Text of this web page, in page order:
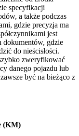
specyfikacji
a także podczas
gdzie precyzja ma
jest
dokumentów, gdzie
do nieścisłości.
zweryfikować
danego pojazdu lub
być na bieżąco z
(KM)